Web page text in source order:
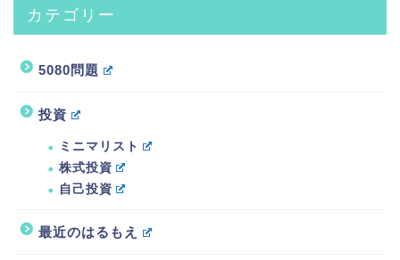
カテゴリー
5080問題
投資
ミニマリスト
株式投資
自己投資
最近のはるもえ